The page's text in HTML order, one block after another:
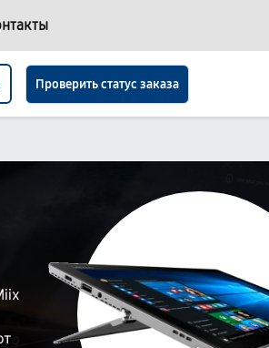
Проверить статус заказа